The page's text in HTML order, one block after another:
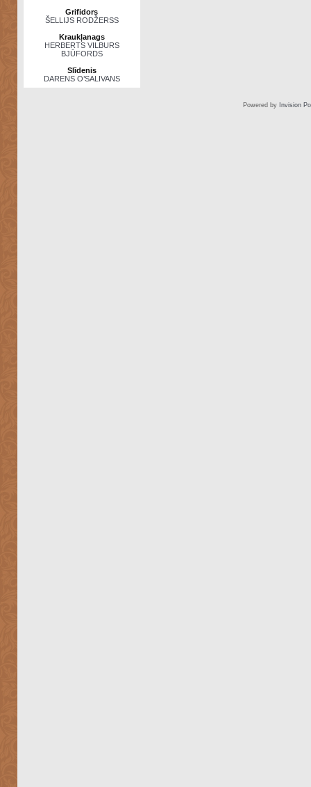
Grifidors
ŠELLIJS RODŽERSS
Kraukļanags
HERBERTS VILBURS
BJŪFORDS
Slīdenis
DARENS O’SALIVANS
Powered by Invision